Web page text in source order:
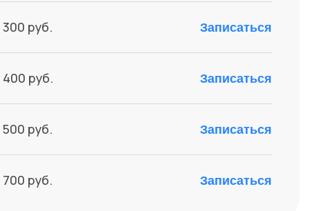
300 руб. Записаться
400 руб. Записаться
500 руб. Записаться
700 руб. Записаться